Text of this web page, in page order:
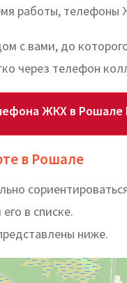
работы, телефоны
с вами, до
через телефон
ЖКХ в Рошале
в Рошале
в списке.
ниже.